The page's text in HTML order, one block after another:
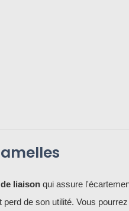
liaison qui assure
de son utilité. Vous